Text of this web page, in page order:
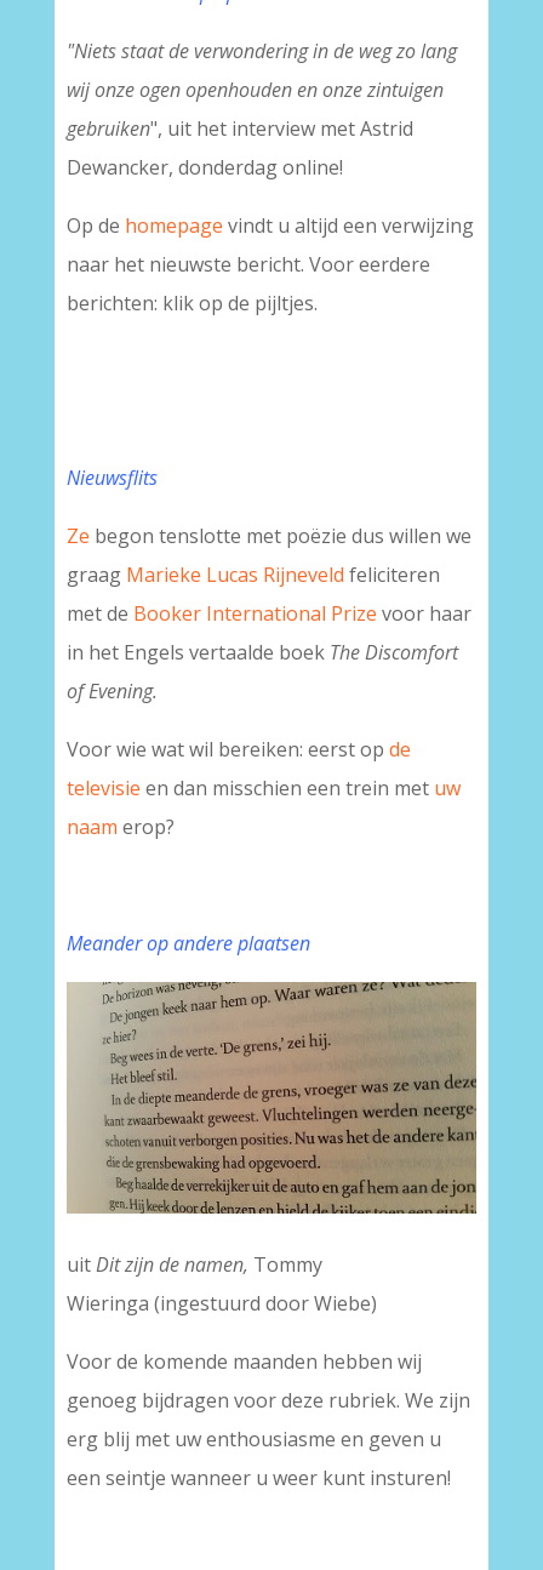
"Niets staat de verwondering in de weg zo lang
wij onze ogen openhouden en onze zintuigen
gebruiken", uit het interview met Astrid
Dewancker, donderdag online!
Op de homepage vindt u altijd een verwijzing
naar het nieuwste bericht. Voor eerdere
berichten: klik op de pijltjes.
Nieuwsflits
Ze begon tenslotte met poëzie dus willen we
graag Marieke Lucas Rijneveld feliciteren
met de Booker International Prize voor haar
in het Engels vertaalde boek The Discomfort
of Evening.
Voor wie wat wil bereiken: eerst op de
televisie en dan misschien een trein met uw
naam erop?
Meander op andere plaatsen
uitDit zijn de namen, Tommy
Wieringa (ingestuurd door Wiebe)
Voor de komende maanden hebben wij
genoeg bijdragen voor deze rubriek. We zijn
erg blij met uw enthousiasme en geven u
een seintje wanneer u weer kunt insturen!